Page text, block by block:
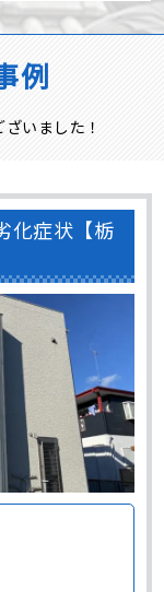
例
いました！
化症状【栃